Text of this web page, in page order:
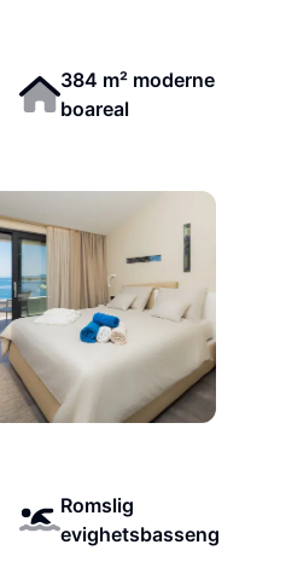
384 m² moderne
boareal
Romslig
evighetsbasseng